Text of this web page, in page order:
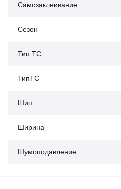
Самозаклеивание
Сезон
Тип ТС
ТипТС
Шип
Ширина
Шумоподавление